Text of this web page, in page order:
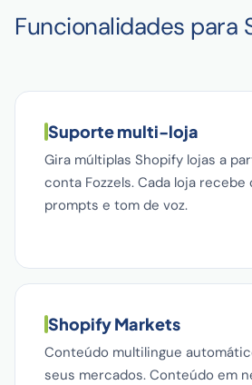
Funcionalidades para
Suporte multi-loja
Gira múltiplas Shopify lojas a
conta Fozzels. Cada loja
prompts e tom de voz.
Shopify Markets
Conteúdo multilingue
seus mercados. Conteúdo em